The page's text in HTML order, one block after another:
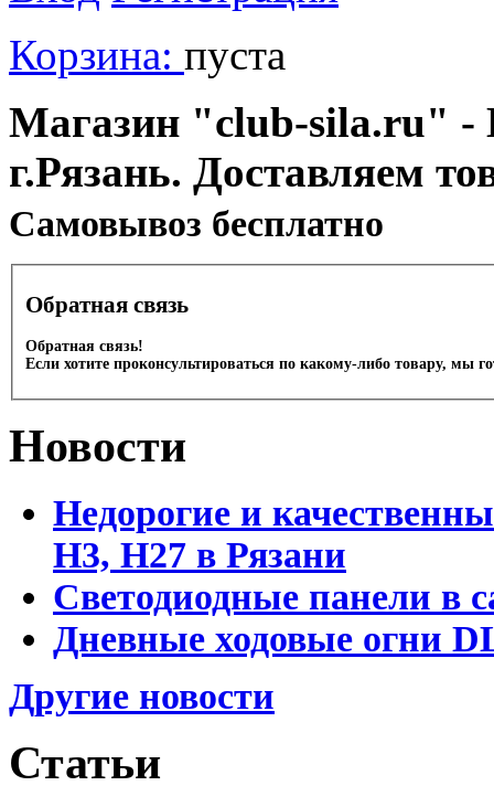
Корзина: пуста
Магазин "club-sila.ru" -
г.Рязань. Доставляем
Cамовывоз бесплатно
Обратная связь
Обратная связь!
Если хотите проконсультироваться по какому-либо товару, мы
Новости
Недорогие и
Н3, Н27 в Рязани
Светодиодные панели в
Дневные ходовые огни
Другие новости
Статьи